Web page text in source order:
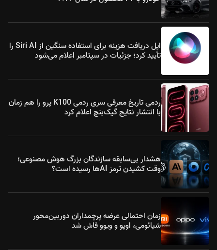
اپل دریافت هزینه برای استفاده سنگین از Siri AI را
تأیید کرد؛ جزئیات در سپتامبر اعلام می‌شود
ردمی تاریخ معرفی سری ردمی K100 پرو را هم زمان
با انتشار نتایج گیک‌بنچ اعلام کرد
هشدار بی‌سابقه سازندگان بزرگ هوش مصنوعی؛
وقت کشیدن ترمز AIها رسیده است؟
زمان احتمالی عرضه پرچمداران دوربین‌محور
شیائومی، اوپو و ویوو فاش شد